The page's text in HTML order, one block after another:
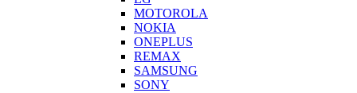
MOTOROLA
NOKIA
ONEPLUS
REMAX
SAMSUNG
SONY